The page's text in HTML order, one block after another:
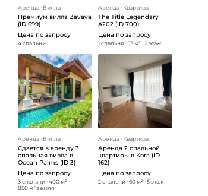
Аренда ᐧ Вилла
Премиум вилла Zavaya
(ID 699)
Цена по запросу
4 спальни
Аренда ᐧ Квартира
The Title Legendary
A202 (ID 700)
Цена по запросу
1 спальня ᐧ53 м² ᐧ2 этаж
Аренда ᐧ Вилла
Сдается в аренду 3
спальная вилла в
Ocean Palms (ID 3)
Цена по запросу
3 спальни ᐧ400 м² ᐧ
850 м² земля
Аренда ᐧ Квартира
Аренда 2 спальной
квартиры в Kora (ID
162)
Цена по запросу
2 спальни ᐧ60 м² ᐧ5 этаж